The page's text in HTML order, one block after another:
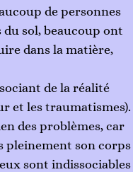
de personnes
sol, beaucoup ont
dans la matière,
de la réalité
et les traumatismes).
des problèmes, car
pleinement son corps
sont indissociables